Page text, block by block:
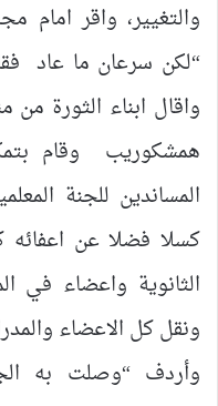
والتغيير، واقر امام
“لكن سرعان ما عاد
واقال ابناء الثورة
همشكوريب وقام
المساندين للجنة
كسلا فضلا عن اعفائه
الثانوية واعضاء في
ونقل كل الاعضاء
وأردف “وصلت به